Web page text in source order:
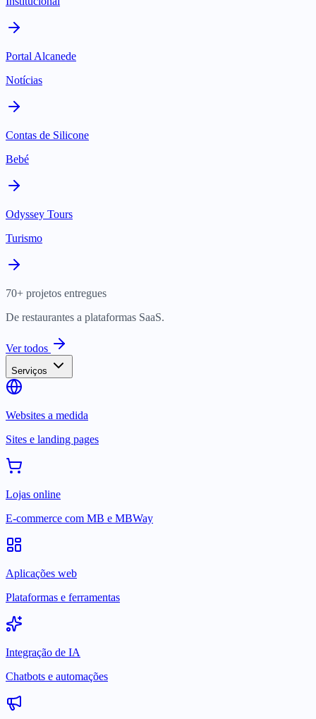
Portal Alcanede
Notícias
Contas de Silicone
Bebé
Odyssey Tours
Turismo
70+ projetos entregues
De restaurantes a plataformas SaaS.
Ver todos
Serviços
Websites a medida
Sites e landing pages
Lojas online
E-commerce com MB e MBWay
Aplicações web
Plataformas e ferramentas
Integração de IA
Chatbots e automações